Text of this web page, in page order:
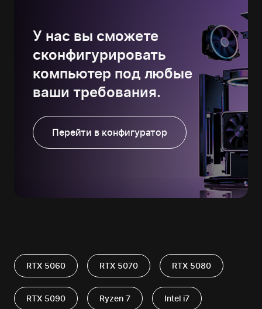
У нас вы сможете
сконфигурировать
компьютер под любые
ваши требования.
Перейти в конфигуратор
RTX 5060 RTX 5070 RTX 5080
RTX 5090 Ryzen 7 Intel i7